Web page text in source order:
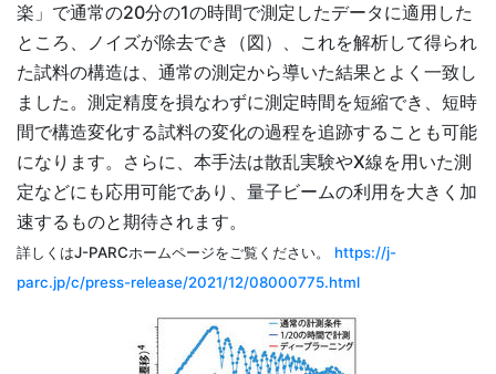
楽」で通常の20分の1の時間で測定したデータに適用した
ところ、ノイズが除去でき（図）、これを解析して得られ
た試料の構造は、通常の測定から導いた結果とよく一致し
ました。測定精度を損なわずに測定時間を短縮でき、短時
間で構造変化する試料の変化の過程を追跡することも可能
になります。さらに、本手法は散乱実験やX線を用いた測
定などにも応用可能であり、量子ビームの利用を大きく加
速するものと期待されます。
詳しくはJ-PARCホームページをご覧ください。 https://j-
parc.jp/c/press-release/2021/12/08000775.html